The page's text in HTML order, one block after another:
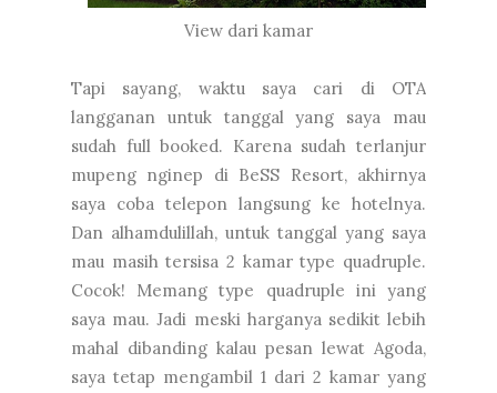
View dari kamar
Tapi sayang, waktu saya cari di OTA
langganan untuk tanggal yang saya mau
sudah full booked. Karena sudah terlanjur
mupeng nginep di BeSS Resort, akhirnya
saya coba telepon langsung ke hotelnya.
Dan alhamdulillah, untuk tanggal yang saya
mau masih tersisa 2 kamar type quadruple.
Cocok! Memang type quadruple ini yang
saya mau. Jadi meski harganya sedikit lebih
mahal dibanding kalau pesan lewat Agoda,
saya tetap mengambil 1 dari 2 kamar yang